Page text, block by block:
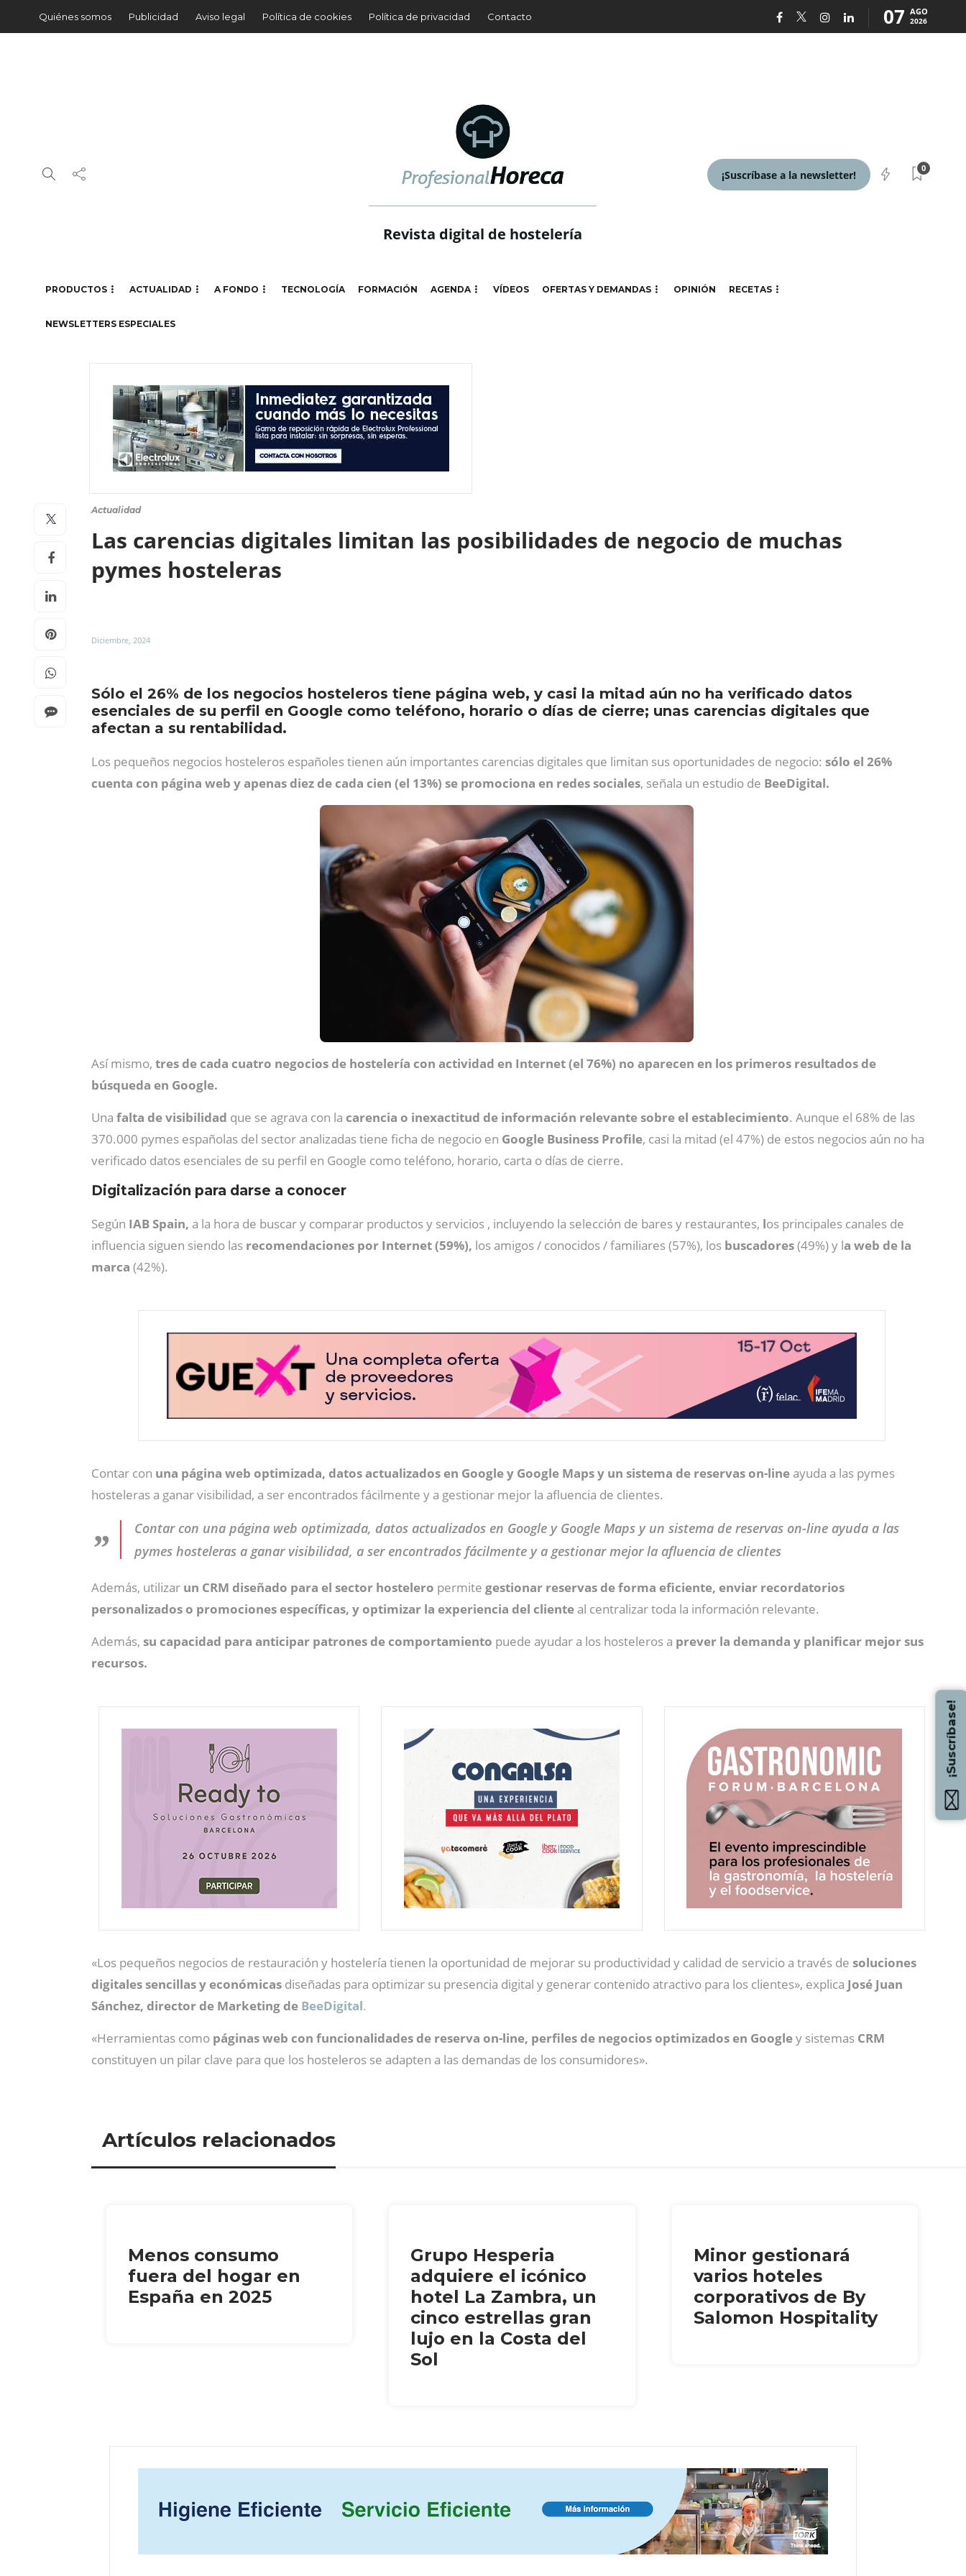
Quiénes somos Publicidad Aviso legal Política de cookies Política de privacidad Contacto 07 AGO
2026
Revista digital de hostelería
¡Suscríbase a la newsletter!
0
PRODUCTOS ACTUALIDAD A FONDO TECNOLOGÍA FORMACIÓN AGENDA VÍDEOS OFERTAS Y DEMANDAS OPINIÓN RECETAS
NEWSLETTERS ESPECIALES
Actualidad
Las carencias digitales limitan las posibilidades de negocio de muchas
pymes hosteleras
Diciembre, 2024
Sólo el 26% de los negocios hosteleros tiene página web, y casi la mitad aún no ha verificado datos
esenciales de su perfil en Google como teléfono, horario o días de cierre; unas carencias digitales que
afectan a su rentabilidad.
Los pequeños negocios hosteleros españoles tienen aún importantes carencias digitales que limitan sus oportunidades de negocio: sólo el 26%
cuenta con página web y apenas diez de cada cien (el 13%) se promociona en redes sociales, señala un estudio de BeeDigital.
Así mismo, tres de cada cuatro negocios de hostelería con actividad en Internet (el 76%) no aparecen en los primeros resultados de
búsqueda en Google.
Una falta de visibilidad que se agrava con la carencia o inexactitud de información relevante sobre el establecimiento. Aunque el 68% de las
370.000 pymes españolas del sector analizadas tiene ficha de negocio en Google Business Profile, casi la mitad (el 47%) de estos negocios aún no ha
verificado datos esenciales de su perfil en Google como teléfono, horario, carta o días de cierre.
Digitalización para darse a conocer
Según IAB Spain, a la hora de buscar y comparar productos y servicios , incluyendo la selección de bares y restaurantes, los principales canales de
influencia siguen siendo las recomendaciones por Internet (59%), los amigos / conocidos / familiares (57%), los buscadores(49%) y la web de la
marca (42%).
Contar con una página web optimizada, datos actualizados en Google y Google Maps y un sistema de reservas on-line ayuda a las pymes
hosteleras a ganar visibilidad, a ser encontrados fácilmente y a gestionar mejor la afluencia de clientes.
Contar con una página web optimizada, datos actualizados en Google y Google Maps y un sistema de reservas on-line ayuda a las
pymes hosteleras a ganar visibilidad, a ser encontrados fácilmente y a gestionar mejor la afluencia de clientes
Además, utilizar un CRM diseñado para el sector hostelero permite gestionar reservas de forma eficiente, enviar recordatorios
personalizados o promociones específicas, y optimizar la experiencia del cliente al centralizar toda la información relevante.
Además, su capacidad para anticipar patrones de comportamiento puede ayudar a los hosteleros a prever la demanda y planificar mejor sus
recursos.
«Los pequeños negocios de restauración y hostelería tienen la oportunidad de mejorar su productividad y calidad de servicio a través de soluciones
digitales sencillas y económicas diseñadas para optimizar su presencia digital y generar contenido atractivo para los clientes», explica José Juan
Sánchez, director de Marketing de BeeDigital.
«Herramientas como páginas web con funcionalidades de reserva on-line, perfiles de negocios optimizados en Googley sistemas CRM
constituyen un pilar clave para que los hosteleros se adapten a las demandas de los consumidores».
Artículos relacionados
Menos consumo
fuera del hogar en
España en 2025
Grupo Hesperia
adquiere el icónico
hotel La Zambra, un
cinco estrellas gran
lujo en la Costa del
Sol
Minor gestionará
varios hoteles
corporativos de By
Salomon Hospitality
¡Suscríbase!